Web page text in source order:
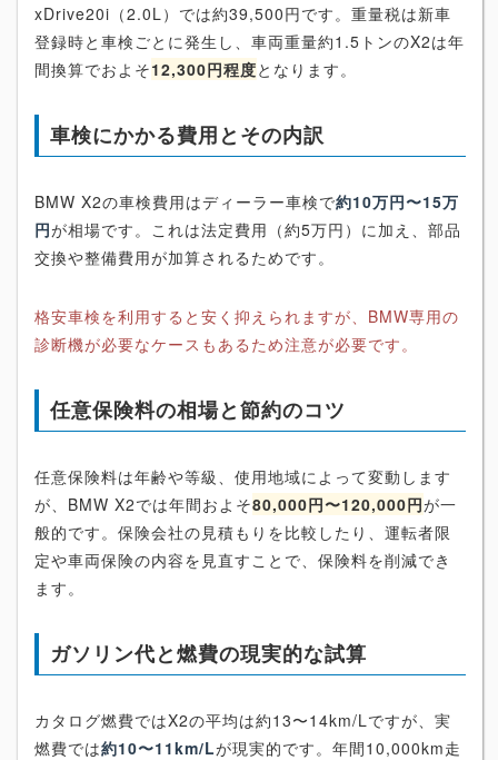
xDrive20i（2.0L）では約39,500円です。重量税は新車
登録時と車検ごとに発生し、車両重量約1.5トンのX2は年
間換算でおよそ12,300円程度となります。
車検にかかる費用とその内訳
BMW X2の車検費用はディーラー車検で約10万円〜15万
円が相場です。これは法定費用（約5万円）に加え、部品
交換や整備費用が加算されるためです。
格安車検を利用すると安く抑えられますが、BMW専用の
診断機が必要なケースもあるため注意が必要です。
任意保険料の相場と節約のコツ
任意保険料は年齢や等級、使用地域によって変動します
が、BMW X2では年間およそ80,000円〜120,000円が一
般的です。保険会社の見積もりを比較したり、運転者限
定や車両保険の内容を見直すことで、保険料を削減でき
ます。
ガソリン代と燃費の現実的な試算
カタログ燃費ではX2の平均は約13〜14km/Lですが、実
燃費では約10〜11km/Lが現実的です。年間10,000km走